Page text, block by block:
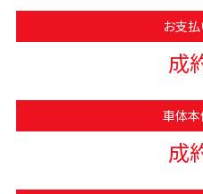
お支
成
車体
成